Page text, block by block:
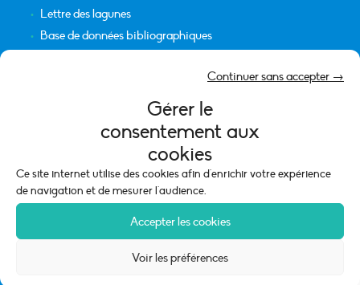
Gérer le
consentement aux
cookies
Ce site internet utilise des cookies afin d'enrichir votre expérience
de navigation et de mesurer l'audience.
Accepter les cookies
Continuer sans accepter →
Voir les préférences
Lettre des lagunes
Base de données bibliographiques
Mentions légales
Politique de cookies (UE)